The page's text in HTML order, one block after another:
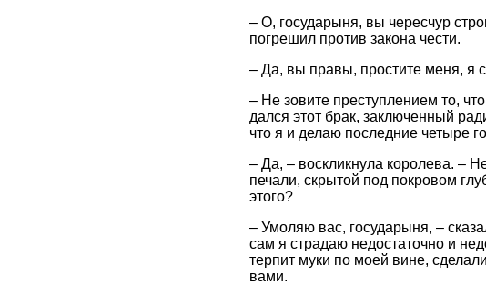
– О, государыня, вы чересчур
погрешил против закона чести.
– Да, вы правы, простите меня, я
– Не зовите преступлением то,
дался этот брак, заключенный
что я и делаю последние четыре
– Да, – воскликнула королева. –
печали, скрытой под покровом
этого?
– Умоляю вас, государыня, –
сам я страдаю недостаточно и
терпит муки по моей вине,
вами.